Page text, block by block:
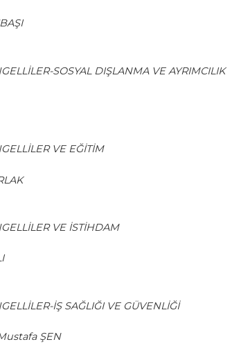
SOSYAL DIŞLANMA VE AYRIMCILIK
VE EĞİTİM
VE İSTİHDAM
İŞ SAĞLIĞI VE GÜVENLİĞİ
ŞEN